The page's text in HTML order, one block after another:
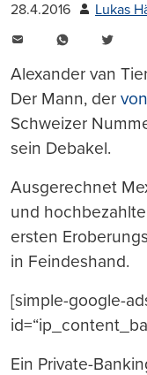
28.4.2016 Lukas
WhatsApp
Alexander van
Der Mann, der
Schweizer
sein Debakel.
Ausgerechnet
und
ersten
in Feindeshand.
[simple-google-
Ein Private-